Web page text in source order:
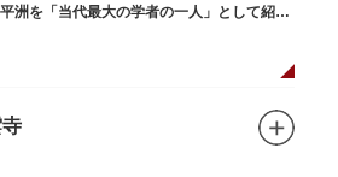
洲を「当代最大の学者の一人」として紹介
がくいん）境内にあります。